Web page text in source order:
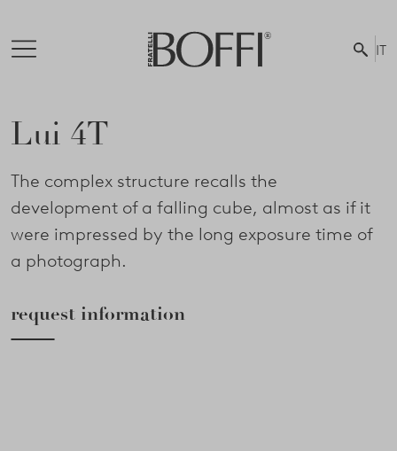
IT
Lui 4T
The complex structure recalls the
development of a falling cube, almost as if it
were impressed by the long exposure time of
a photograph.
request information